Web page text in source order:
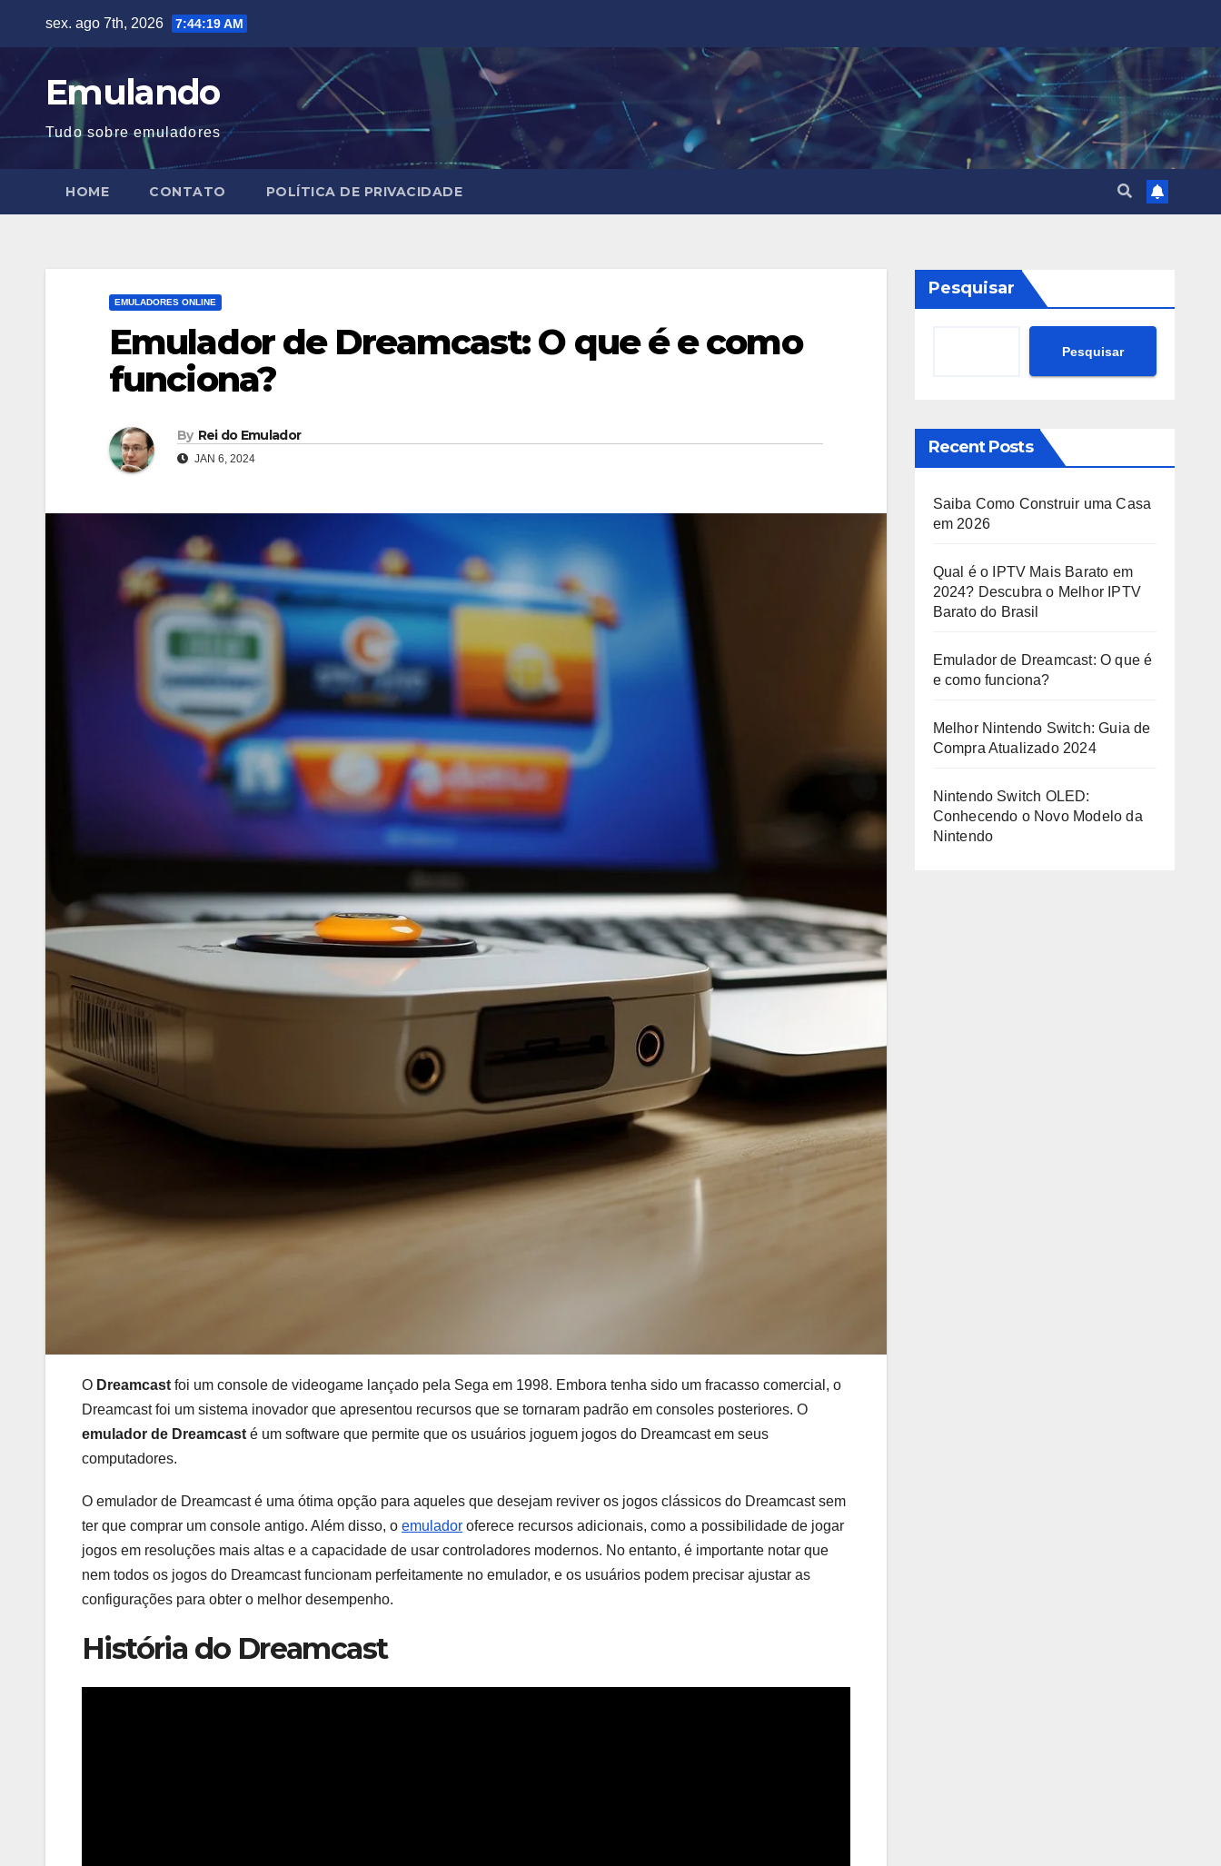
content
sex. ago 7th, 2026 7:44:20 AM
Emulando
Tudo sobre emuladores
HOME CONTATO POLÍTICA DE PRIVACIDADE
EMULADORES ONLINE
Emulador de Dreamcast: O que é e como
funciona?
By Rei do Emulador
JAN 6, 2024
O Dreamcast foi um console de videogame lançado pela Sega em 1998. Embora tenha sido um fracasso comercial, o
Dreamcast foi um sistema inovador que apresentou recursos que se tornaram padrão em consoles posteriores. O
emulador de Dreamcast é um software que permite que os usuários joguem jogos do Dreamcast em seus
computadores.
O emulador de Dreamcast é uma ótima opção para aqueles que desejam reviver os jogos clássicos do Dreamcast sem
ter que comprar um console antigo. Além disso, o emulador oferece recursos adicionais, como a possibilidade de jogar
jogos em resoluções mais altas e a capacidade de usar controladores modernos. No entanto, é importante notar que
nem todos os jogos do Dreamcast funcionam perfeitamente no emulador, e os usuários podem precisar ajustar as
configurações para obter o melhor desempenho.
História do Dreamcast
Pesquisar
Pesquisar
Recent Posts
Saiba Como Construir uma Casa
em 2026
Qual é o IPTV Mais Barato em
2024? Descubra o Melhor IPTV
Barato do Brasil
Emulador de Dreamcast: O que é
e como funciona?
Melhor Nintendo Switch: Guia de
Compra Atualizado 2024
Nintendo Switch OLED:
Conhecendo o Novo Modelo da
Nintendo